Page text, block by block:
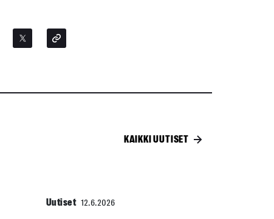
KAIKKI UUTISET
Uutiset 12.6.2026